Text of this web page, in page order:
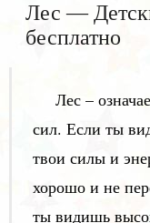
Лес —
бесплатно
Лес –
сил. Если ты
твои силы и
хорошо и не
ты видишь